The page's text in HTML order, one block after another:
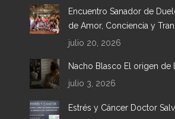
Encuentro Sanador de
de Amor, Conciencia y
julio 20, 2026
Nacho Blasco El origen de
julio 3, 2026
Estrés y Cáncer Doctor